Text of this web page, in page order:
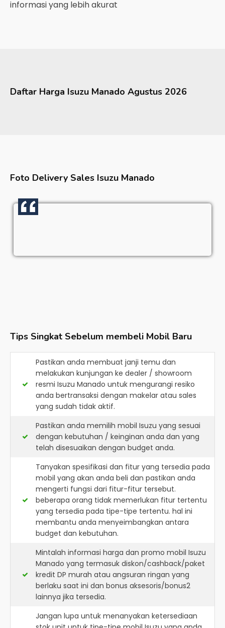
informasi yang lebih akurat
Daftar Harga Isuzu Manado Agustus 2026
Foto Delivery Sales Isuzu Manado
Tips Singkat Sebelum membeli Mobil Baru
Pastikan anda membuat janji temu dan
melakukan kunjungan ke dealer / showroom
resmi Isuzu Manado untuk mengurangi resiko
anda bertransaksi dengan makelar atau sales
yang sudah tidak aktif.
Pastikan anda memilih mobil Isuzu yang sesuai
dengan kebutuhan / keinginan anda dan yang
telah disesuaikan dengan budget anda.
Tanyakan spesifikasi dan fitur yang tersedia pada
mobil yang akan anda beli dan pastikan anda
mengerti fungsi dari fitur-fitur tersebut.
beberapa orang tidak memerlukan fitur tertentu
yang tersedia pada tipe-tipe tertentu. hal ini
membantu anda menyeimbangkan antara
budget dan kebutuhan.
Mintalah informasi harga dan promo mobil Isuzu
Manado yang termasuk diskon/cashback/paket
kredit DP murah atau angsuran ringan yang
berlaku saat ini dan bonus aksesoris/bonus2
lainnya jika tersedia.
Jangan lupa untuk menanyakan ketersediaan